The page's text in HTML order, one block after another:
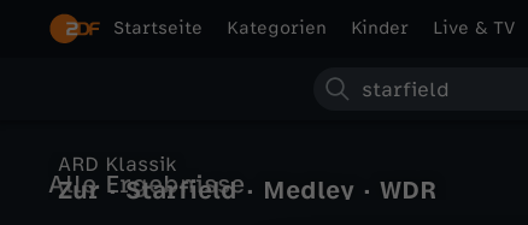
Startseite Kategorien Kinder Live & TV
c
Alle Ergebnisse
ARD Klassik
Zur · Starfield · Medley · WDR